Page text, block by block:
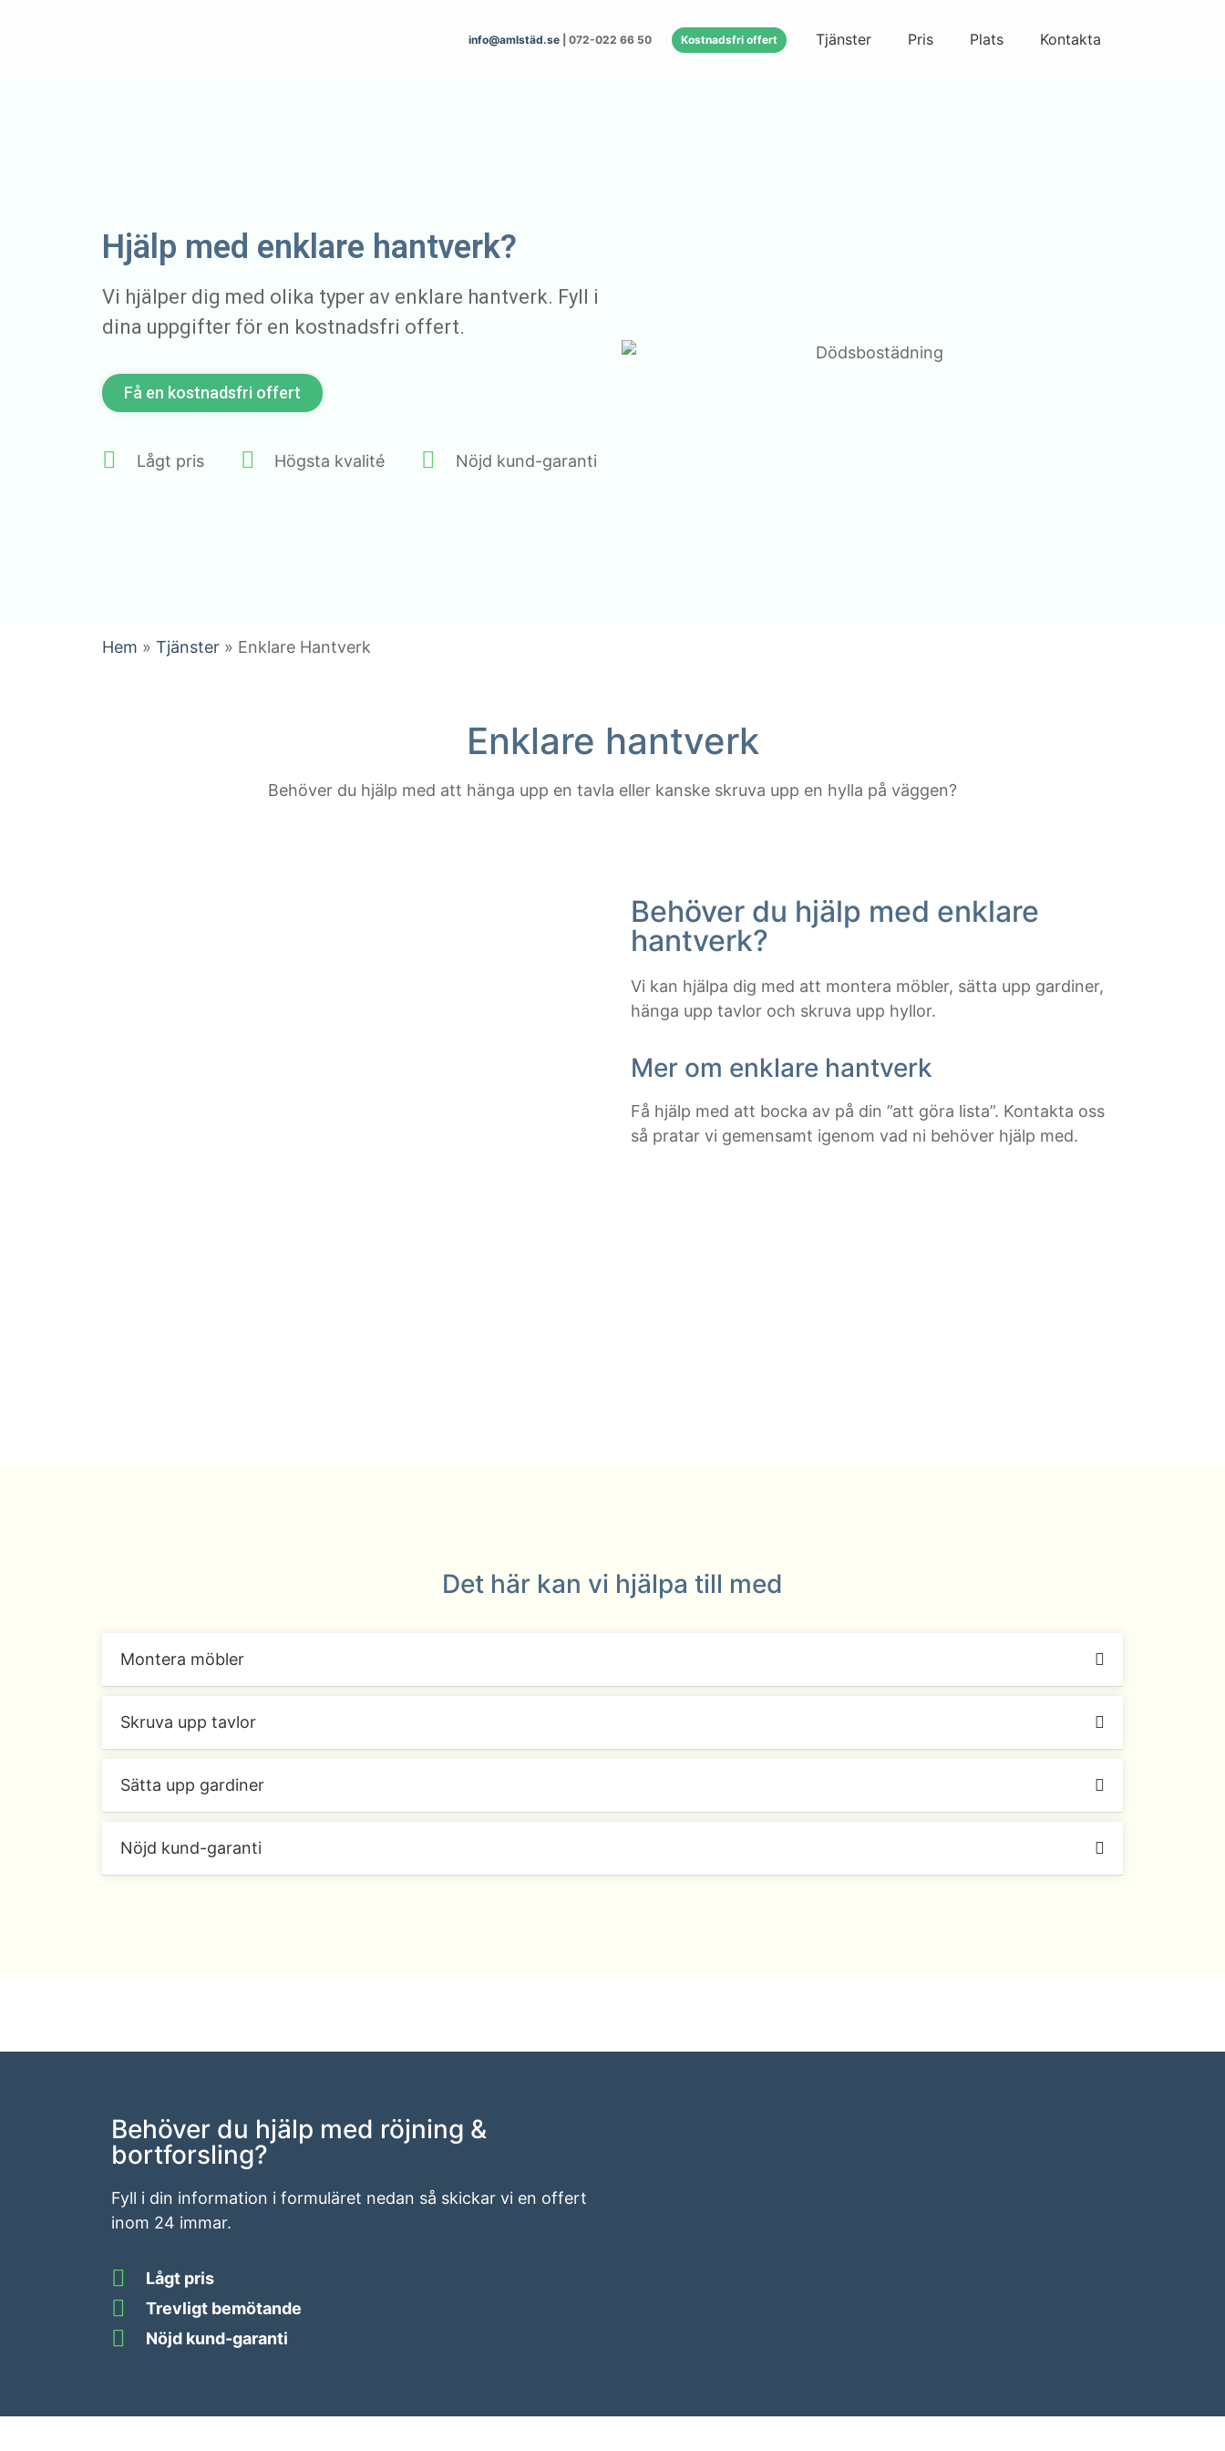
info@amlstäd.se | 072-022 66 50 Kostnadsfri offert Tjänster Pris Plats Kontakta
Hjälp med enklare hantverk?
Vi hjälper dig med olika typer av enklare hantverk. Fyll i
dina uppgifter för en kostnadsfri offert.
Få en kostnadsfri offert
Lågt pris Högsta kvalité Nöjd kund-garanti
Hem » Tjänster » Enklare Hantverk
Enklare hantverk
Behöver du hjälp med att hänga upp en tavla eller kanske skruva upp en hylla på väggen?
Behöver du hjälp med enklare
hantverk?
Vi kan hjälpa dig med att montera möbler, sätta upp gardiner,
hänga upp tavlor och skruva upp hyllor.
Mer om enklare hantverk
Få hjälp med att bocka av på din ”att göra lista”. Kontakta oss
så pratar vi gemensamt igenom vad ni behöver hjälp med.
Det här kan vi hjälpa till med
Montera möbler
Skruva upp tavlor
Sätta upp gardiner
Nöjd kund-garanti
Behöver du hjälp med röjning &
bortforsling?
Fyll i din information i formuläret nedan så skickar vi en offert
inom 24 immar.
Lågt pris
Trevligt bemötande
Nöjd kund-garanti